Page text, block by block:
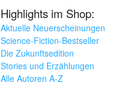
Highlights im Shop:
Aktuelle Neuerscheinungen
Science-Fiction-Bestseller
Die Zukunftsedition
Stories und Erzählungen
Alle Autoren A-Z